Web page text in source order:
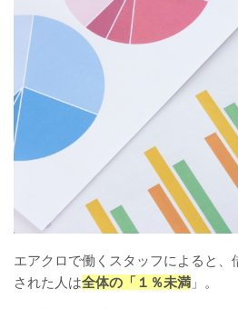
エアクロで働くスタッフによると、
された人は全体の「１％未満 」。